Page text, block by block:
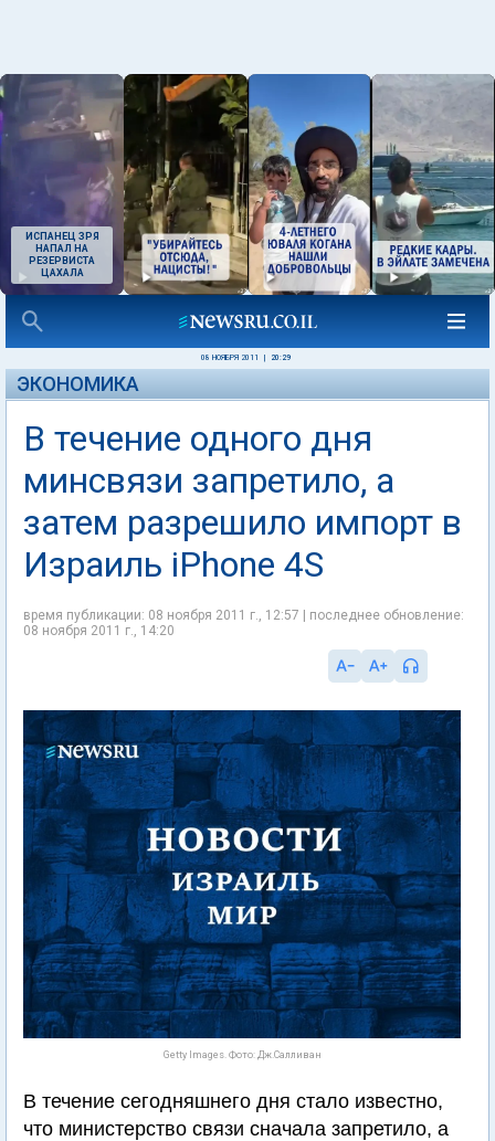
ИСПАНЕЦ ЗРЯ
НАПАЛ НА
РЕЗЕРВИСТА
ЦАХАЛА
08 НОЯБРЯ 2011 20:29
ЭКОНОМИКА
В течение одного дня
минсвязи запретило, а
затем разрешило импорт в
Израиль iPhone 4S
время публикации: 08 ноября 2011 г., 12:57 | последнее обновление:
08 ноября 2011 г., 14:20
Getty Images. Фото: Дж.Салливан
В течение сегодняшнего дня стало известно,
что министерство связи сначала запретило, а